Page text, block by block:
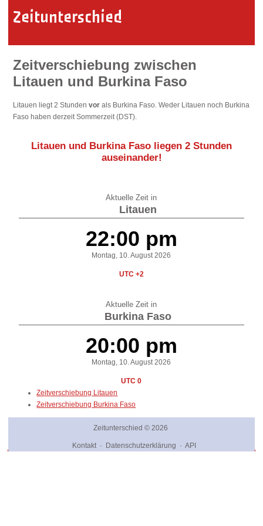
Zeitunterschied
Zeitverschiebung zwischen
Litauen und Burkina Faso
Litauen liegt 2 Stundenvor als Burkina Faso. Weder Litauen noch Burkina
Faso haben derzeit Sommerzeit (DST).
Litauen und Burkina Faso liegen 2 Stunden
auseinander!
Aktuelle Zeit in
Litauen
22:00 pm
Montag, 10. August 2026
UTC +2
Aktuelle Zeit in
Burkina Faso
20:00 pm
Montag, 10. August 2026
UTC 0
Zeitverschiebung Litauen
Zeitverschiebung Burkina Faso
Zeitunterschied © 2026
Kontakt· Datenschutzerklärung · API